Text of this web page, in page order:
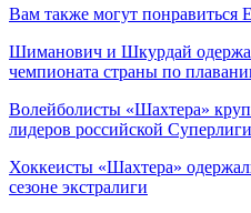
Вам также могут понравиться
Шиманович и Шкурдай
чемпионата страны по
Волейболисты «Шахтера»
лидеров российской Суперлиги
Хоккеисты «Шахтера»
сезоне экстралиги